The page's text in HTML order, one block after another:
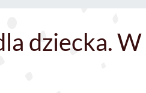
dziecka.